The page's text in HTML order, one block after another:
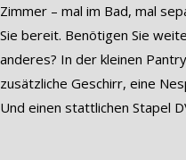
Zimmer – mal im Bad, mal
Sie bereit. Benötigen Sie
anderes? In der kleinen
zusätzliche Geschirr, eine
Und einen stattlichen Stapel